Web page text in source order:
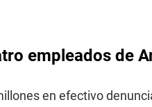
empleados de
en efectivo